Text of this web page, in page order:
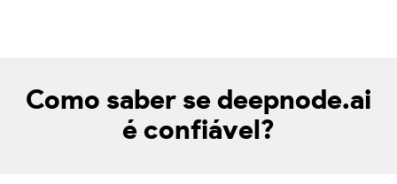
Como saber se deepnode.ai
é confiável?